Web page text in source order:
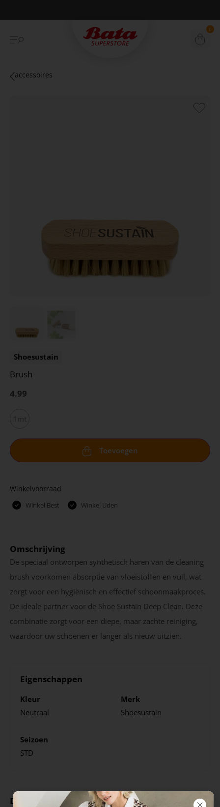
Betaal achteraf met Klarna 0
accessoires
Shoesustain
Brush
4.99
Toevoegen
Winkelvoorraad
Winkel Best Winkel Uden
Omschrijving
De speciaal ontworpen synthetisch haren van de cleaning
brush voorkomen absorptie van vloeistoffen en vuil, wat
zorgt voor een hygiënisch en effectief schoonmaakproces.
De ideale partner voor de Shoe Sustain Deep Clean. Deze
combinatie zorgt voor een diepe, maar zachte reiniging,
waardoor uw schoenen er langer als nieuw uitzien.
Eigenschappen
Kleur
Neutraal
Merk
Shoesustain
Seizoen
STD
Deze producten ga je leuk vinden